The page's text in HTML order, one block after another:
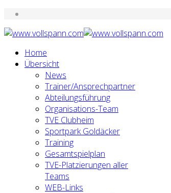
Home
Übersicht
News
Trainer/Ansprechpartner
Abteilungsführung
Organisations-Team
TVE Clubheim
Sportpark Goldäcker
Training
Gesamtspielplan
TVE-Platzierungen aller
Teams
WEB-Links